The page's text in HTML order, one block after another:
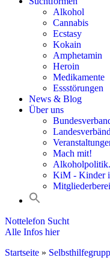
Alkohol
Cannabis
Ecstasy
Kokain
Amphetamin
Heroin
Medikamente
Essstörungen
News & Blog
Über uns
Mach mit!
KiM - Kinder
Nottelefon Sucht
Alle Infos hier
Startseite »